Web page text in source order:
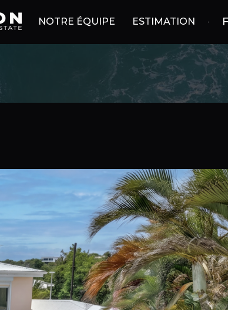
NOTRE ÉQUIPE ESTIMATION